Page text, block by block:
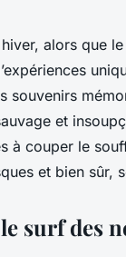
alors que
souvenirs
et
à couper le
et bien sûr,
surf des